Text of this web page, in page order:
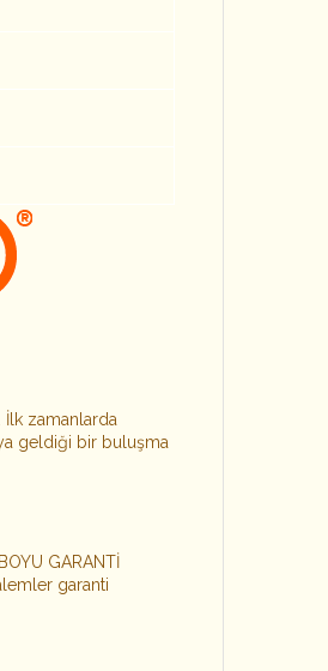
İlk zamanlarda
geldiği bir buluşma
GARANTİ
garanti